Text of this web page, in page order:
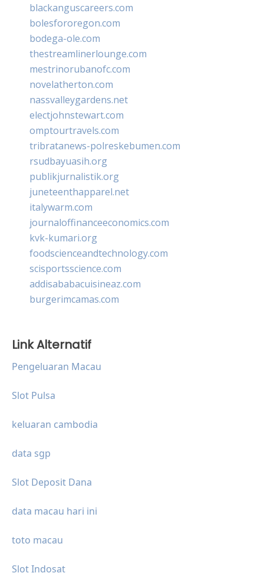
blackanguscareers.com
bolesfororegon.com
bodega-ole.com
thestreamlinerlounge.com
mestrinorubanofc.com
novelatherton.com
nassvalleygardens.net
electjohnstewart.com
omptourtravels.com
tribratanews-polreskebumen.com
rsudbayuasih.org
publikjurnalistik.org
juneteenthapparel.net
italywarm.com
journaloffinanceeconomics.com
kvk-kumari.org
foodscienceandtechnology.com
scisportsscience.com
addisababacuisineaz.com
burgerimcamas.com
Link Alternatif
Pengeluaran Macau
Slot Pulsa
keluaran cambodia
data sgp
Slot Deposit Dana
data macau hari ini
toto macau
Slot Indosat